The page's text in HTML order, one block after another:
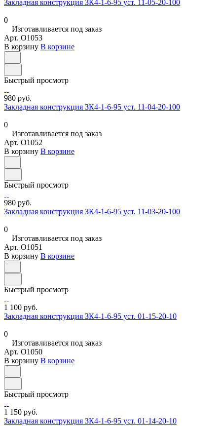
Закладная конструкция ЗК4-1-6-95 уст. 11-05-20-100
0
Изготавливается под заказ
Арт. O1053
В корзину В корзине
Быстрый просмотр
980 руб.
Закладная конструкция ЗК4-1-6-95 уст. 11-04-20-100
0
Изготавливается под заказ
Арт. O1052
В корзину В корзине
Быстрый просмотр
980 руб.
Закладная конструкция ЗК4-1-6-95 уст. 11-03-20-100
0
Изготавливается под заказ
Арт. O1051
В корзину В корзине
Быстрый просмотр
1 100 руб.
Закладная конструкция ЗК4-1-6-95 уст. 01-15-20-10
0
Изготавливается под заказ
Арт. O1050
В корзину В корзине
Быстрый просмотр
1 150 руб.
Закладная конструкция ЗК4-1-6-95 уст. 01-14-20-10